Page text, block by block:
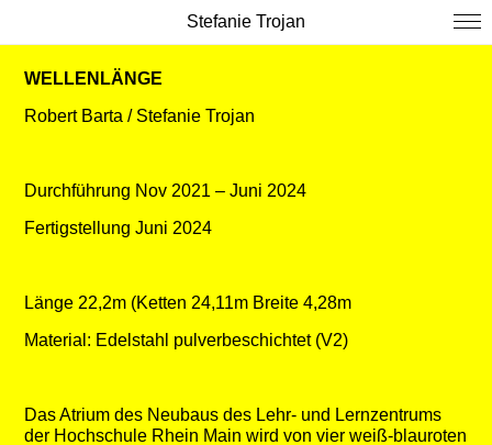
Stefanie Trojan
WELLENLÄNGE
Robert Barta / Stefanie Trojan
Durchführung Nov 2021 – Juni 2024
Fertigstellung Juni 2024
Länge 22,2m (Ketten 24,11m Breite 4,28m
Material: Edelstahl pulverbeschichtet (V2)
Das Atrium des Neubaus des Lehr- und Lernzentrums
der Hochschule Rhein Main wird von vier weiß-blauroten